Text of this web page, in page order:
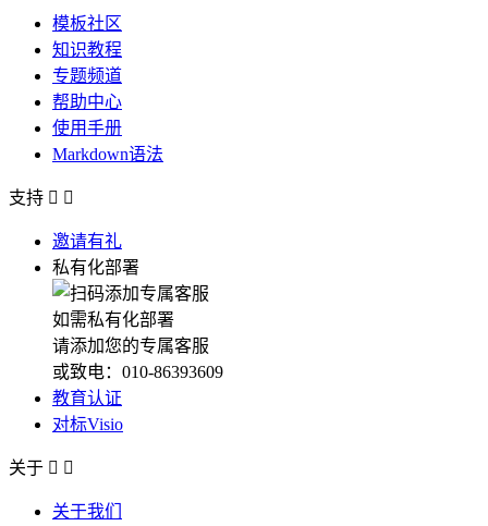
模板社区
知识教程
专题频道
帮助中心
使用手册
Markdown语法
支持  
邀请有礼
私有化部署
如需私有化部署
请添加您的专属客服
或致电：010-86393609
教育认证
对标Visio
关于  
关于我们